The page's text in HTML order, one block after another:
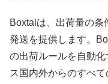
Boxtalは、出荷量の
発送を提供します。
の出荷ルールを自動
ス国内外からのすべ